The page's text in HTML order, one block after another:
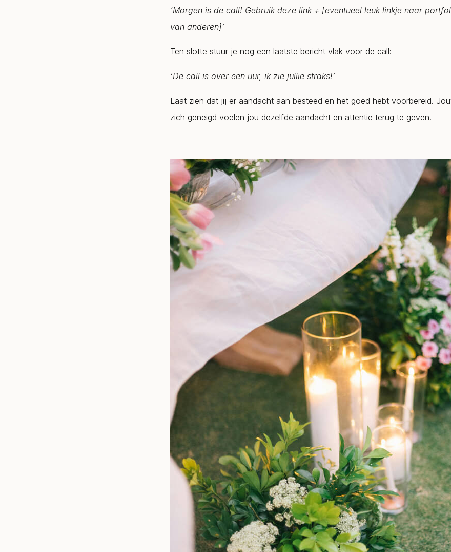
‘Morgen is de call! Gebruik deze link + [eventueel leuk linkje naar
van anderen]’
Ten slotte stuur je nog een laatste bericht vlak voor de call:
‘De call is over een uur, ik zie jullie straks!’
Laat zien dat jij er aandacht aan besteed en het goed hebt voorbereid.
zich geneigd voelen jou dezelfde aandacht en attentie terug te geven.